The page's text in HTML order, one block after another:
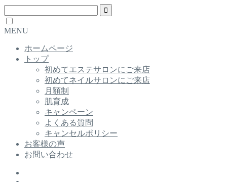
MENU
ホームページ
トップ
初めてエステサロンにご来店
初めてネイルサロンにご来店
月額制
肌育成
キャンペーン
よくある質問
キャンセルポリシー
お客様の声
お問い合わせ